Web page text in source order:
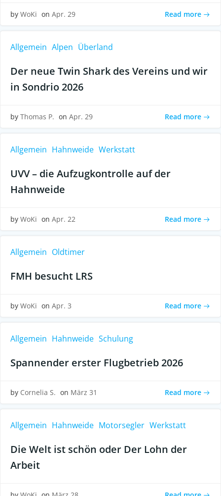
by WoKi on Apr. 29 Read more
Allgemein Alpen Überland
Der neue Twin Shark des Vereins und wir
in Sondrio 2026
by Thomas P. on Apr. 29 Read more
Allgemein Hahnweide Werkstatt
UVV – die Aufzugkontrolle auf der
Hahnweide
by WoKi on Apr. 22 Read more
Allgemein Oldtimer
FMH besucht LRS
by WoKi on Apr. 3 Read more
Allgemein Hahnweide Schulung
Spannender erster Flugbetrieb 2026
by Cornelia S. on März 31 Read more
Allgemein Hahnweide Motorsegler Werkstatt
Die Welt ist schön oder Der Lohn der
Arbeit